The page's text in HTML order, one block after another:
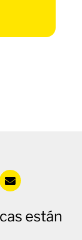
están